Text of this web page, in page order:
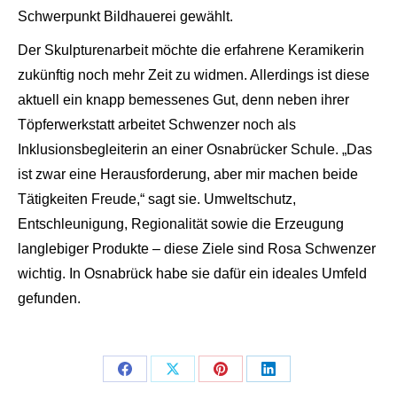
Schwerpunkt Bildhauerei gewählt.
Der Skulpturenarbeit möchte die erfahrene Keramikerin
zukünftig noch mehr Zeit zu widmen. Allerdings ist diese
aktuell ein knapp bemessenes Gut, denn neben ihrer
Töpferwerkstatt arbeitet Schwenzer noch als
Inklusionsbegleiterin an einer Osnabrücker Schule. „Das
ist zwar eine Herausforderung, aber mir machen beide
Tätigkeiten Freude,“ sagt sie. Umweltschutz,
Entschleunigung, Regionalität sowie die Erzeugung
langlebiger Produkte – diese Ziele sind Rosa Schwenzer
wichtig. In Osnabrück habe sie dafür ein ideales Umfeld
gefunden.
Teilen
Teilen
Teilen
Teilen